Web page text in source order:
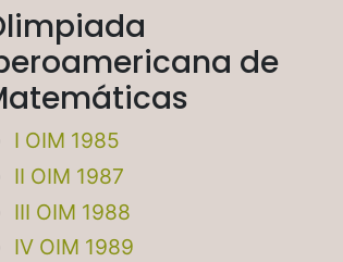
de
I OIM 1985
II OIM 1987
III OIM 1988
IV OIM 1989